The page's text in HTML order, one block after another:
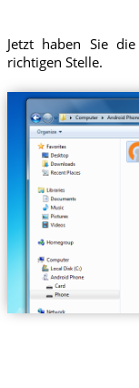
Jetzt haben Sie
richtigen Stelle.